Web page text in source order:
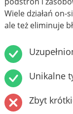
Wiele działań
ale też eliminuje
Unikalne
Zbyt